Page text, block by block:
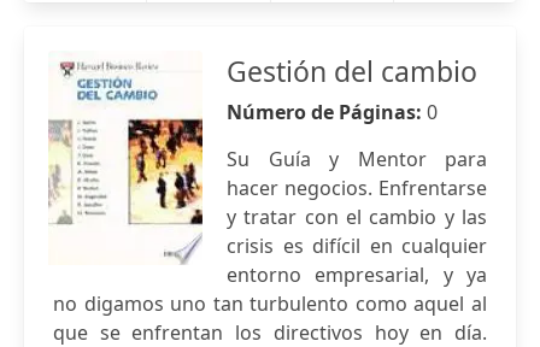
Gestión del cambio
Número de Páginas: 0
Su Guía y Mentor para
hacer negocios. Enfrentarse
y tratar con el cambio y las
crisis es difícil en cualquier
entorno empresarial, y ya
no digamos uno tan turbulento como aquel al
que se enfrentan los directivos hoy en día.